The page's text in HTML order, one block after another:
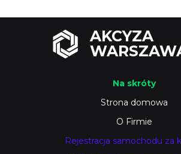
AKCYZA
Na skróty
Strona domowa
O Firmie
Rejestracja samochodu za